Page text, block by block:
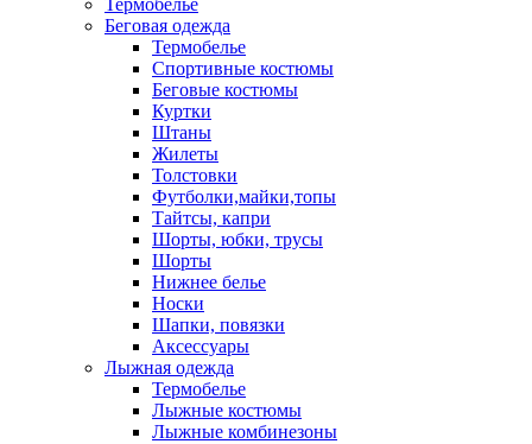
Термобелье
Беговая одежда
Термобелье
Спортивные костюмы
Беговые костюмы
Куртки
Штаны
Жилеты
Толстовки
Футболки,майки,топы
Тайтсы, капри
Шорты, юбки, трусы
Шорты
Нижнее белье
Носки
Шапки, повязки
Аксессуары
Лыжная одежда
Термобелье
Лыжные костюмы
Лыжные комбинезоны